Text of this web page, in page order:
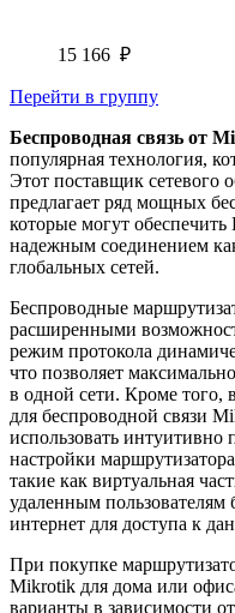
15 166 ₽
Перейти в группу
Беспроводная связь от
популярная технология,
Этот поставщик сетевого
предлагает ряд мощных
которые могут
надежным соединением
глобальных сетей.
Беспроводные
расширенными
режим протокола
что позволяет
в одной сети. Кроме того,
для беспроводной связи
использовать интуитивно
настройки
такие как виртуальная
удаленным пользователям
интернет для доступа к
При покупке
Mikrotik для дома или
варианты в зависимости